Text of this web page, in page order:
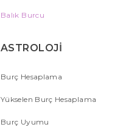
Balık Burcu
ASTROLOJİ
Burç Hesaplama
Yükselen Burç Hesaplama
Burç Uyumu